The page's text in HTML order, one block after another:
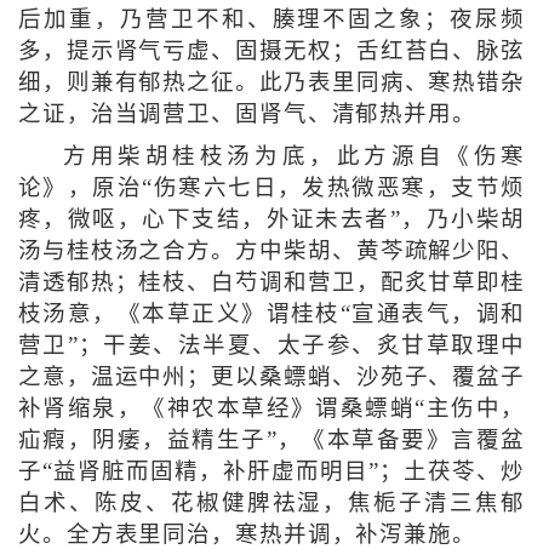
后加重，乃营卫不和、腠理不固之象；夜尿频
多，提示肾气亏虚、固摄无权；舌红苔白、脉弦
细，则兼有郁热之征。此乃表里同病、寒热错杂
之证，治当调营卫、固肾气、清郁热并用。
方用柴胡桂枝汤为底，此方源自《伤寒
论》，原治“伤寒六七日，发热微恶寒，支节烦
疼，微呕，心下支结，外证未去者”，乃小柴胡
汤与桂枝汤之合方。方中柴胡、黄芩疏解少阳、
清透郁热；桂枝、白芍调和营卫，配炙甘草即桂
枝汤意，《本草正义》谓桂枝“宣通表气，调和
营卫”；干姜、法半夏、太子参、炙甘草取理中
之意，温运中州；更以桑螵蛸、沙苑子、覆盆子
补肾缩泉，《神农本草经》谓桑螵蛸“主伤中，
疝瘕，阴痿，益精生子”，《本草备要》言覆盆
子“益肾脏而固精，补肝虚而明目”；土茯苓、炒
白术、陈皮、花椒健脾祛湿，焦栀子清三焦郁
火。全方表里同治，寒热并调，补泻兼施。